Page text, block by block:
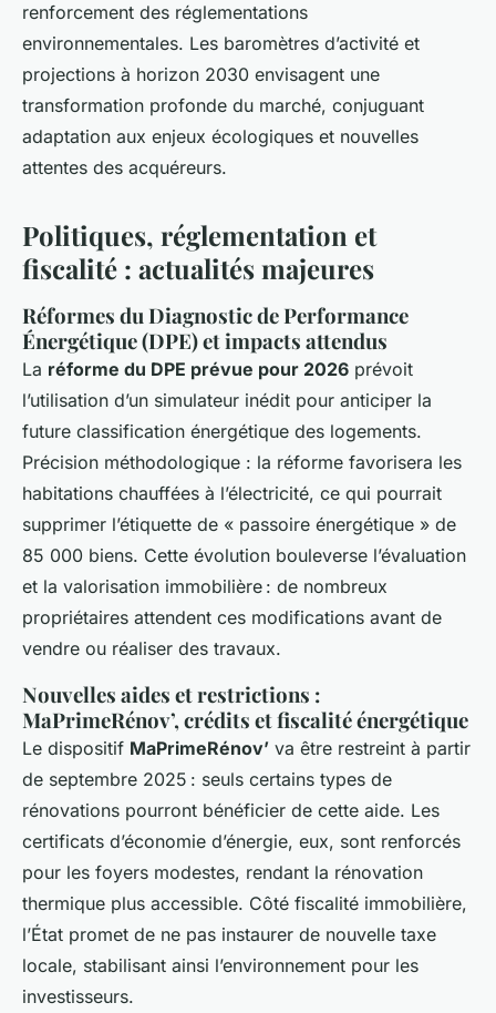
renforcement des réglementations
environnementales. Les baromètres d’activité et
projections à horizon 2030 envisagent une
transformation profonde du marché, conjuguant
adaptation aux enjeux écologiques et nouvelles
attentes des acquéreurs.
Politiques, réglementation et
fiscalité : actualités majeures
Réformes du Diagnostic de Performance
Énergétique (DPE) et impacts attendus
La réforme du DPE prévue pour 2026 prévoit
l’utilisation d’un simulateur inédit pour anticiper la
future classification énergétique des logements.
Précision méthodologique : la réforme favorisera les
habitations chauffées à l’électricité, ce qui pourrait
supprimer l’étiquette de « passoire énergétique » de
85 000 biens. Cette évolution bouleverse l’évaluation
et la valorisation immobilière : de nombreux
propriétaires attendent ces modifications avant de
vendre ou réaliser des travaux.
Nouvelles aides et restrictions :
MaPrimeRénov’, crédits et fiscalité énergétique
Le dispositif MaPrimeRénov’ va être restreint à partir
de septembre 2025 : seuls certains types de
rénovations pourront bénéficier de cette aide. Les
certificats d’économie d’énergie, eux, sont renforcés
pour les foyers modestes, rendant la rénovation
thermique plus accessible. Côté fiscalité immobilière,
l’État promet de ne pas instaurer de nouvelle taxe
locale, stabilisant ainsi l’environnement pour les
investisseurs.